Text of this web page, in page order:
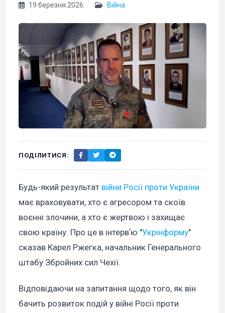
19 березня 2026 Війна
ПОДІЛИТИСЯ:
Будь-який результат війни Росії проти України
має враховувати, хто є агресором та скоїв
воєнні злочини, а хто є жертвою і захищає
свою країну. Про це в інтервʼю "Укрінформу"
сказав Карел Ржегка, начальник Генерального
штабу Збройних сил Чехії.
Відповідаючи на запитання щодо того, як він
бачить розвиток подій у війні Росії проти